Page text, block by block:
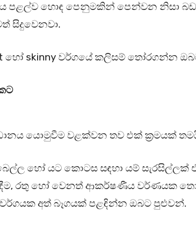
පළල්ව හොඳ පෙනුමකින් පෙන්වන නිසා
සිදුවෙනවා.
හෝ skinny වර්ගයේ කලිසම් තෝරගන්න
යොමුවීම වළක්වන තව එක් ක්‍රමයක්
හෝ යට කොටස සඳහා යම් සැරසිල්ලක්
රතු හෝ වෙනත් ආකර්ෂණීය වර්ණයක
අත් බෑගයක් පළඳින්න ඔබට පුළුවන්.